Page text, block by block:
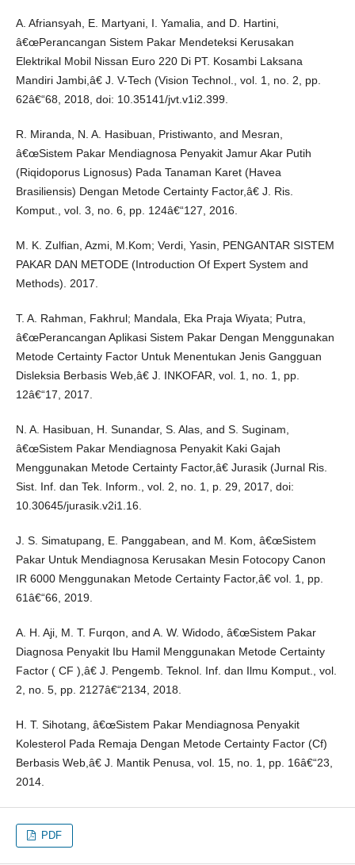
A. Afriansyah, E. Martyani, I. Yamalia, and D. Hartini,
â€œPerancangan Sistem Pakar Mendeteksi Kerusakan
Elektrikal Mobil Nissan Euro 220 Di PT. Kosambi Laksana
Mandiri Jambi,â€ J. V-Tech (Vision Technol., vol. 1, no. 2, pp.
62â€“68, 2018, doi: 10.35141/jvt.v1i2.399.
R. Miranda, N. A. Hasibuan, Pristiwanto, and Mesran,
â€œSistem Pakar Mendiagnosa Penyakit Jamur Akar Putih
(Riqidoporus Lignosus) Pada Tanaman Karet (Havea
Brasiliensis) Dengan Metode Certainty Factor,â€ J. Ris.
Komput., vol. 3, no. 6, pp. 124â€“127, 2016.
M. K. Zulfian, Azmi, M.Kom; Verdi, Yasin, PENGANTAR SISTEM
PAKAR DAN METODE (Introduction Of Expert System and
Methods). 2017.
T. A. Rahman, Fakhrul; Mandala, Eka Praja Wiyata; Putra,
â€œPerancangan Aplikasi Sistem Pakar Dengan Menggunakan
Metode Certainty Factor Untuk Menentukan Jenis Gangguan
Disleksia Berbasis Web,â€ J. INKOFAR, vol. 1, no. 1, pp.
12â€“17, 2017.
N. A. Hasibuan, H. Sunandar, S. Alas, and S. Suginam,
â€œSistem Pakar Mendiagnosa Penyakit Kaki Gajah
Menggunakan Metode Certainty Factor,â€ Jurasik (Jurnal Ris.
Sist. Inf. dan Tek. Inform., vol. 2, no. 1, p. 29, 2017, doi:
10.30645/jurasik.v2i1.16.
J. S. Simatupang, E. Panggabean, and M. Kom, â€œSistem
Pakar Untuk Mendiagnosa Kerusakan Mesin Fotocopy Canon
IR 6000 Menggunakan Metode Certainty Factor,â€ vol. 1, pp.
61â€“66, 2019.
A. H. Aji, M. T. Furqon, and A. W. Widodo, â€œSistem Pakar
Diagnosa Penyakit Ibu Hamil Menggunakan Metode Certainty
Factor ( CF ),â€ J. Pengemb. Teknol. Inf. dan Ilmu Komput., vol.
2, no. 5, pp. 2127â€“2134, 2018.
H. T. Sihotang, â€œSistem Pakar Mendiagnosa Penyakit
Kolesterol Pada Remaja Dengan Metode Certainty Factor (Cf)
Berbasis Web,â€ J. Mantik Penusa, vol. 15, no. 1, pp. 16â€“23,
2014.
PDF